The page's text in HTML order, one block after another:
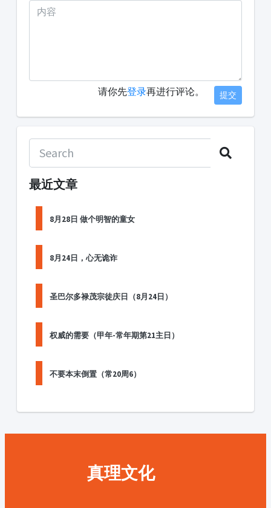
请你先登录再进行评论。 提交
最近文章
8月28日 做个明智的童女
8月24日，心无诡诈
圣巴尔多禄茂宗徒庆日（8月24日）
权威的需要（甲年-常年期第21主日）
不要本末倒置（常20周6）
真理文化